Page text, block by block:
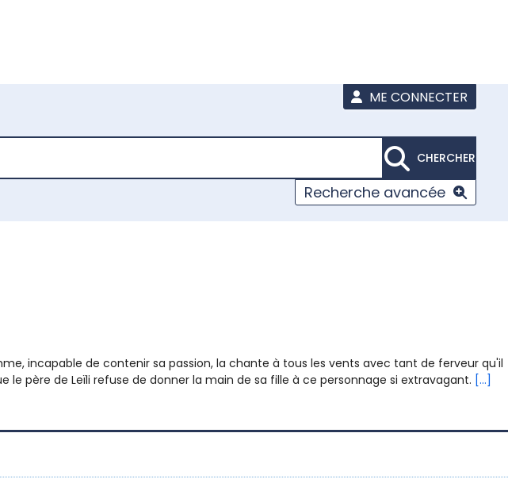
ME CONNECTER
CHERCHER
Recherche avancée
incapable de contenir sa passion, la chante à tous les vents avec tant de ferveur qu'il
père de Leïli refuse de donner la main de sa fille à ce personnage si extravagant. [...]